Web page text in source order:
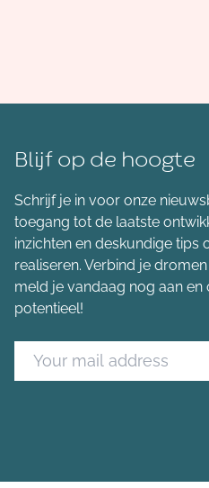
Blijf op de hoogte
Schrijf je in voor onze
toegang tot de laatste
inzichten en deskundige tips
realiseren. Verbind je
meld je vandaag nog aan
potentieel!
Leave